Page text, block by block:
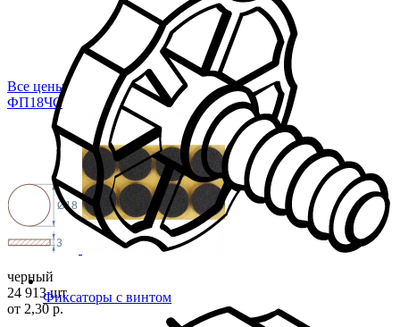
Фиксаторы с винтом
Все цены
ФП18ЧС
3
Ø18
черный
24 913 шт
от 2,30 р.